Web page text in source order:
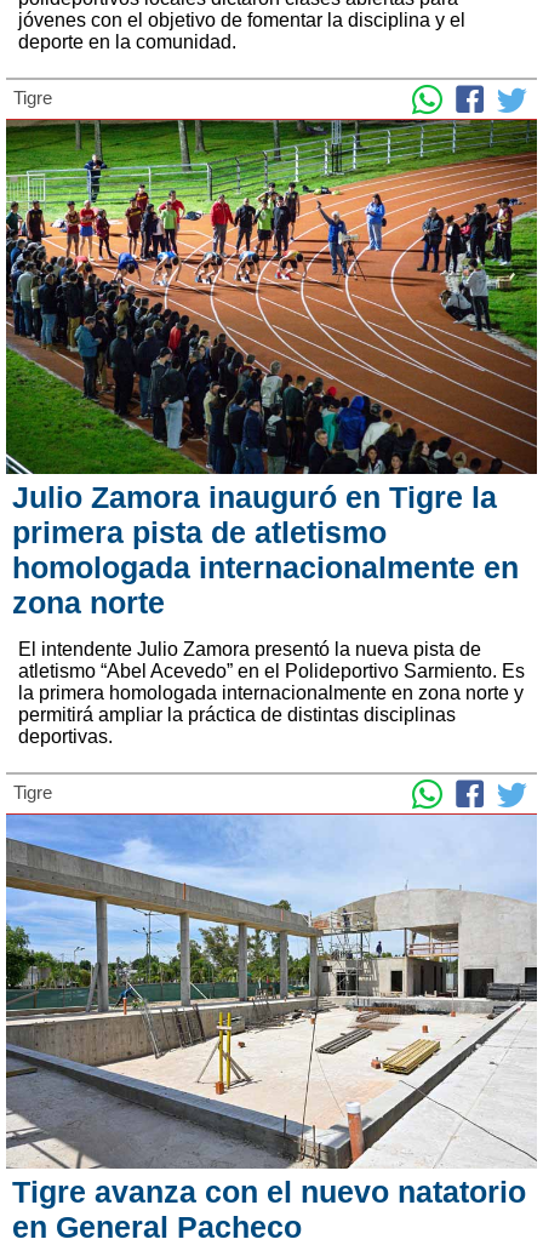
jóvenes con el objetivo de fomentar la disciplina y el
deporte en la comunidad.
Tigre
Julio Zamora inauguró en Tigre la
primera pista de atletismo
homologada internacionalmente en
zona norte
El intendente Julio Zamora presentó la nueva pista de
atletismo “Abel Acevedo” en el Polideportivo Sarmiento. Es
la primera homologada internacionalmente en zona norte y
permitirá ampliar la práctica de distintas disciplinas
deportivas.
Tigre
Tigre avanza con el nuevo natatorio
en General Pacheco